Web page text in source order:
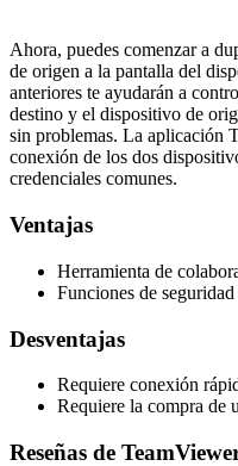
Ahora, puedes comenzar a
de origen a la pantalla del
anteriores te ayudarán a
destino y el dispositivo de
sin problemas. La aplicación
conexión de los dos
credenciales comunes.
Ventajas
Herramienta de
Funciones de seguridad
Desventajas
Requiere conexión
Requiere la compra de
Reseñas de